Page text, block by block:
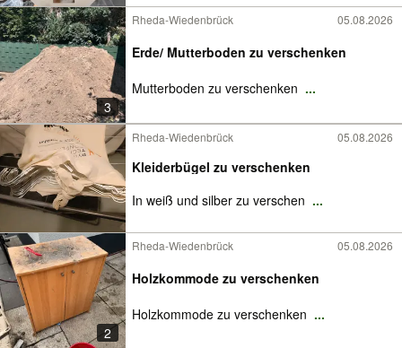
3
Rheda-Wiedenbrück 05.08.2026
Erde/ Mutterboden zu verschenken
Mutterboden zu verschenken ...
Rheda-Wiedenbrück 05.08.2026
Kleiderbügel zu verschenken
In weiß und silber zu verschen ...
2
Rheda-Wiedenbrück 05.08.2026
Holzkommode zu verschenken
Holzkommode zu verschenken ...